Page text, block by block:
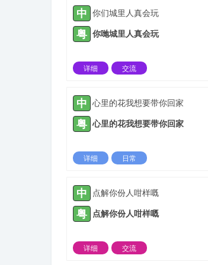
中 你们城里人真会玩
粤 你哋城里人真会玩
详细
交流
中 心里的花我想要带你回家
粤 心里的花我想要带你回家
详细
日常
中 点解你份人咁样嘅
粤 点解你份人咁样嘅
详细
交流